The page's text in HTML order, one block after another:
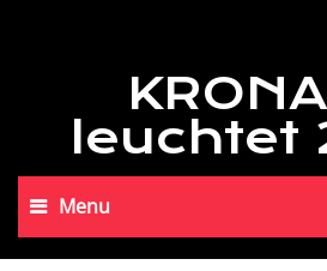
leuchtet
Menu